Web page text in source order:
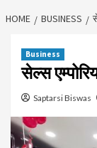
HOME BUSINESS
Business
सेल्स
Saptarsi Biswas